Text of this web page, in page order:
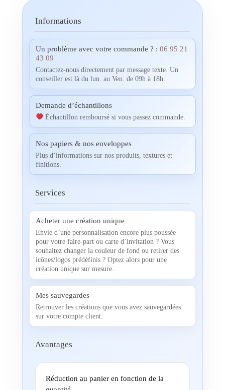
Informations
Un problème avec votre commande ? : 06 95 21
43 09
Contactez-nous directement par message texte. Un
conseiller est là du lun. au Ven. de 09h à 18h.
Demande d’échantillons
Échantillon remboursé si vous passez commande.
Nos papiers & nos enveloppes
Plus d’informations sur nos produits, textures et
finitions.
Services
Acheter une création unique
Envie d’une personnalisation encore plus poussée
pour votre faire-part ou carte d’invitation ? Vous
souhaitez changer la couleur de fond ou retirer des
icônes/logos prédéfinis ? Optez alors pour une
création unique sur mesure.
Mes sauvegardes
Retrouver les créations que vous avez sauvegardées
sur votre compte client.
Avantages
Réduction au panier en fonction de la